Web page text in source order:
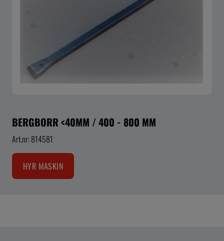
BERGBORR <40MM / 400 - 800 MM
Art.nr: 814581
HYR MASKIN